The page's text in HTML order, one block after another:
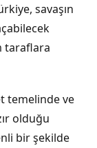
savaşın
taraflara
temelinde ve
olduğu
bir şekilde